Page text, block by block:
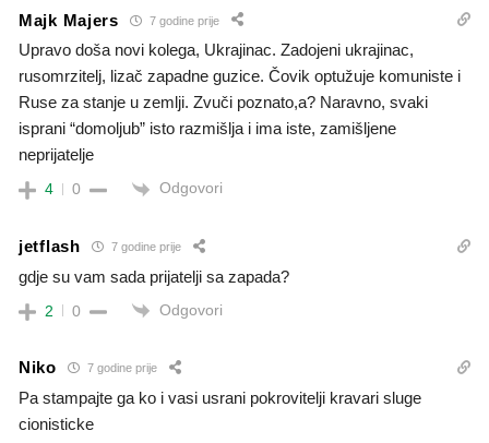
Majk Majers 7 godine prije
Upravo doša novi kolega, Ukrajinac. Zadojeni ukrajinac,
rusomrzitelj, lizač zapadne guzice. Čovik optužuje komuniste i
Ruse za stanje u zemlji. Zvuči poznato,a? Naravno, svaki
isprani “domoljub” isto razmišlja i ima iste, zamišljene
neprijatelje
4 0 Odgovori
jetflash 7 godine prije
gdje su vam sada prijatelji sa zapada?
2 0 Odgovori
Niko 7 godine prije
Pa stampajte ga ko i vasi usrani pokrovitelji kravari sluge
cionisticke